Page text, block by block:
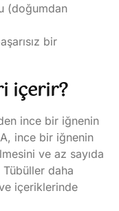
(doğumdan
bir
içerir?
ince bir iğnenin
ince bir iğnenin
ve az sayıda
Tübüller daha
içeriklerinde